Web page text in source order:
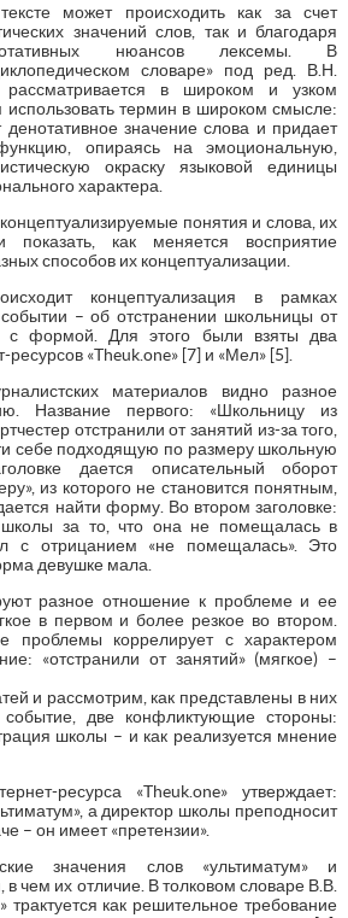
может происходить как за счет
значений слов, так и благодаря
нюансов лексемы. В
словаре» под ред. В.Н.
рассматривается в широком и узком
термин в широком смысле:
денотативное значение слова и придает
опираясь на эмоциональную,
окраску языковой единицы
характера.
понятия и слова, их
показать, как меняется восприятие
способов их концептуализации.
концептуализация в рамках
– об отстранении школьницы от
с формой. Для этого были взяты два
«Theuk.one» [7] и «Мел» [5].
материалов видно разное
Название первого: «Школьницу из
отстранили от занятий из-за того,
себе подходящую по размеру школьную
дается описательный оборот
из которого не становится понятным,
найти форму. Во втором заголовке:
школы за то, что она не помещалась в
с отрицанием «не помещалась». Это
девушке мала.
разное отношение к проблеме и ее
в первом и более резкое во втором.
проблемы коррелирует с характером
«отстранили от занятий» (мягкое) –
и рассмотрим, как представлены в них
две конфликтующие стороны:
школы – и как реализуется мнение
ресурса «Theuk.one» утверждает:
а директор школы преподносит
– он имеет «претензии».
значения слов «ультиматум» и
в чем их отличие. В толковом словаре В.В.
трактуется как решительное требование